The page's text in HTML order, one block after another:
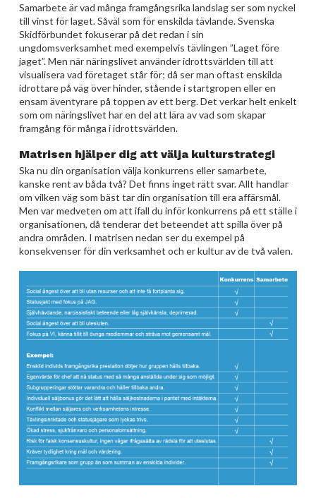
Samarbete är vad många framgångsrika landslag ser som nyckel
till vinst för laget. Såväl som för enskilda tävlande. Svenska
Skidförbundet fokuserar på det redan i sin
ungdomsverksamhet med exempelvis tävlingen ”Laget före
jaget”. Men när näringslivet använder idrottsvärlden till att
visualisera vad företaget står för; då ser man oftast enskilda
idrottare på väg över hinder, stående i startgropen eller en
ensam äventyrare på toppen av ett berg. Det verkar helt enkelt
som om näringslivet har en del att lära av vad som skapar
framgång för många i idrottsvärlden.
Matrisen hjälper dig att välja kulturstrategi
Ska nu din organisation välja konkurrens eller samarbete,
kanske rent av båda två? Det finns inget rätt svar. Allt handlar
om vilken väg som bäst tar din organisation till era affärsmål.
Men var medveten om att ifall du inför konkurrens på ett ställe i
organisationen, då tenderar det beteendet att spilla över på
andra områden. I matrisen nedan ser du exempel på
konsekvenser för din verksamhet och er kultur av de två valen.